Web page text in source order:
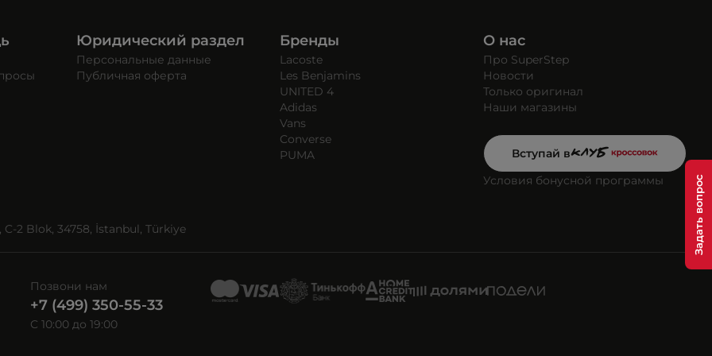
Юридический раздел
Персональные данные
Публичная оферта
Бренды
Lacoste
Les Benjamins
UNITED 4
Adidas
Vans
Converse
PUMA
О нас
Про SuperStep
Новости
Только оригинал
Наши магазины
Вступай в
Условия бонусной программы
2 Blok, 34758, İstanbul, Türkiye
Позвони нам
+7 (499) 350-55-33
C 10:00 до 19:00